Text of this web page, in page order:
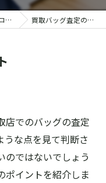
コラム 買取バッグ査定のポイント
店でのバッグの査定
うな点を見て判断さ
のではないでしょう
ポイントを紹介しま